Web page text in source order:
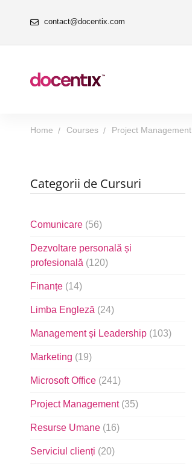
contact@docentix.com
Home Courses Project Management
Categorii de Cursuri
Comunicare (56)
Dezvoltare personală și
profesională (120)
Finanțe (14)
Limba Engleză (24)
Management și Leadership (103)
Marketing (19)
Microsoft Office (241)
Project Management (35)
Resurse Umane (16)
Serviciul clienți (20)